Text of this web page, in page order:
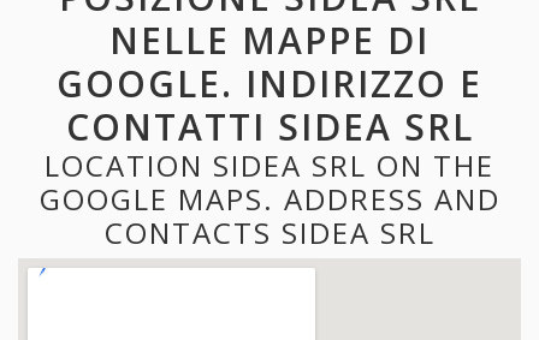
NELLE MAPPE DI
GOOGLE. INDIRIZZO E
CONTATTI SIDEA SRL
LOCATION SIDEA SRL ON THE
GOOGLE MAPS. ADDRESS AND
CONTACTS SIDEA SRL